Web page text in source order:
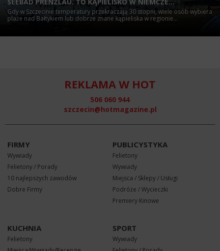
Gdy w Szczecinie temperatury przekraczają 30 stopni, wiele osób wybiera
plaże nad Bałtykiem lub dobrze znane kąpieliska w regionie...
REKLAMA W HOT
506 060 944
szczecin@hotmagazine.pl
FIRMY
Wywiady
Felietony / Porady
10 najlepszych zawodów
Dobre Firmy
PUBLICYSTYKA
Felietony
Wywiady
Miejsca / Sklepy / Usługi
Podróże / Wycieczki
Premiery Kinowe
KUCHNIA
Felietony
SPORT
Wywiady